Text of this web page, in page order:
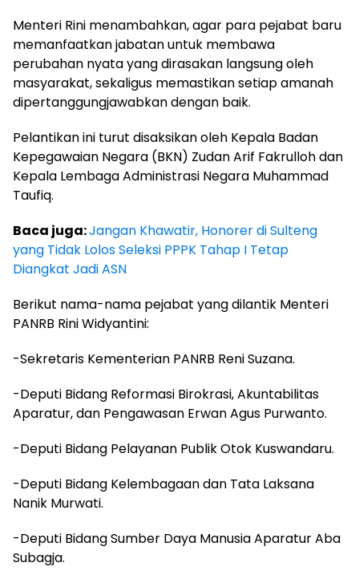
Menteri Rini menambahkan, agar para pejabat baru
memanfaatkan jabatan untuk membawa
perubahan nyata yang dirasakan langsung oleh
masyarakat, sekaligus memastikan setiap amanah
dipertanggungjawabkan dengan baik.
Pelantikan ini turut disaksikan oleh Kepala Badan
Kepegawaian Negara (BKN) Zudan Arif Fakrulloh dan
Kepala Lembaga Administrasi Negara Muhammad
Taufiq.
Baca juga:Jangan Khawatir, Honorer di Sulteng
yang Tidak Lolos Seleksi PPPK Tahap I Tetap
Diangkat Jadi ASN
Berikut nama-nama pejabat yang dilantik Menteri
PANRB Rini Widyantini:
-Sekretaris Kementerian PANRB Reni Suzana.
-Deputi Bidang Reformasi Birokrasi, Akuntabilitas
Aparatur, dan Pengawasan Erwan Agus Purwanto.
-Deputi Bidang Pelayanan Publik Otok Kuswandaru.
-Deputi Bidang Kelembagaan dan Tata Laksana
Nanik Murwati.
-Deputi Bidang Sumber Daya Manusia Aparatur Aba
Subagja.